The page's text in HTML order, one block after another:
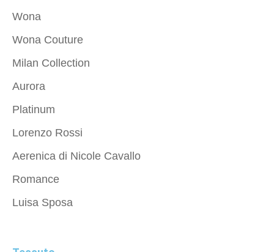
Wona
Wona Couture
Milan Collection
Aurora
Platinum
Lorenzo Rossi
Aerenica di Nicole Cavallo
Romance
Luisa Sposa